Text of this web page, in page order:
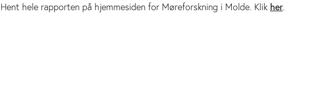
Hent hele rapporten på hjemmesiden for Møreforskning i Molde. Klik her.